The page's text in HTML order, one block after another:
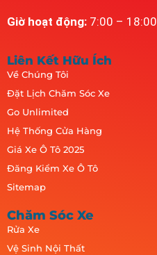
Giờ hoạt động: 7:00 –
Liên Kết Hữu Ích
Về Chúng Tôi
Đặt Lịch Chăm Sóc Xe
Go Unlimited
Hệ Thống Cửa Hàng
Giá Xe Ô Tô 2025
Đăng Kiểm Xe Ô Tô
Sitemap
Chăm Sóc Xe
Rửa Xe
Vệ Sinh Nội Thất